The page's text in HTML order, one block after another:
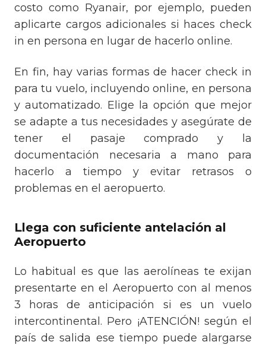
costo como Ryanair, por ejemplo, pueden
aplicarte cargos adicionales si haces check
in en persona en lugar de hacerlo online.
En fin, hay varias formas de hacer check in
para tu vuelo, incluyendo online, en persona
y automatizado. Elige la opción que mejor
se adapte a tus necesidades y asegúrate de
tener el pasaje comprado y la
documentación necesaria a mano para
hacerlo a tiempo y evitar retrasos o
problemas en el aeropuerto.
Llega con suficiente antelación al
Aeropuerto
Lo habitual es que las aerolíneas te exijan
presentarte en el Aeropuerto con al menos
3 horas de anticipación si es un vuelo
intercontinental. Pero ¡ATENCIÓN! según el
país de salida ese tiempo puede alargarse